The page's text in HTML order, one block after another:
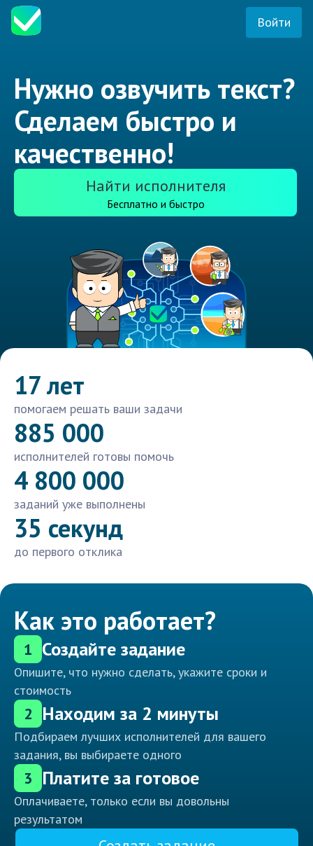
Войти
Нужно озвучить текст?
Сделаем быстро и
качественно!
Найти исполнителя
Бесплатно и быстро
17 лет
помогаем решать ваши задачи
885 000
исполнителей готовы помочь
4 800 000
заданий уже выполнены
35 секунд
до первого отклика
Как это работает?
1 Создайте задание
Опишите, что нужно сделать, укажите сроки и
стоимость
2 Находим за 2 минуты
Подбираем лучших исполнителей для вашего
задания, вы выбираете одного
3 Платите за готовое
Оплачиваете, только если вы довольны
результатом